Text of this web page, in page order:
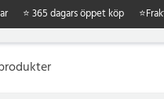
⭐ 365 dagars öppet köp ⭐